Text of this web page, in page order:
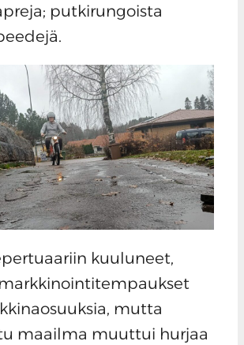
putkirungoista
kuuluneet,
mutta
maailma muuttui hurjaa